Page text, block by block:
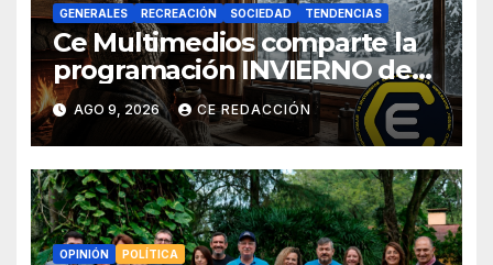
GENERALES RECREACIÓN SOCIEDAD TENDENCIAS
Ce Multimedios comparte la
programación INVIERNO de
Radio Ce
AGO 9, 2026 CE REDACCIÓN
OPINIÓN POLÍTICA